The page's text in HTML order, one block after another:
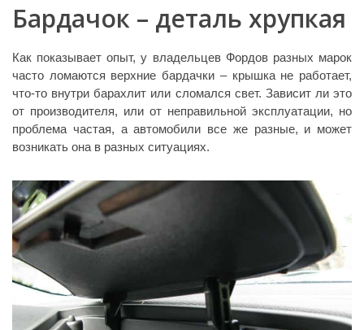
Бардачок – деталь хрупкая
Как показывает опыт, у владельцев Фордов разных марок
часто ломаются верхние бардачки – крышка не работает,
что-то внутри барахлит или сломался свет. Зависит ли это
от производителя, или от неправильной эксплуатации, но
проблема частая, а автомобили все же разные, и может
возникать она в разных ситуациях.